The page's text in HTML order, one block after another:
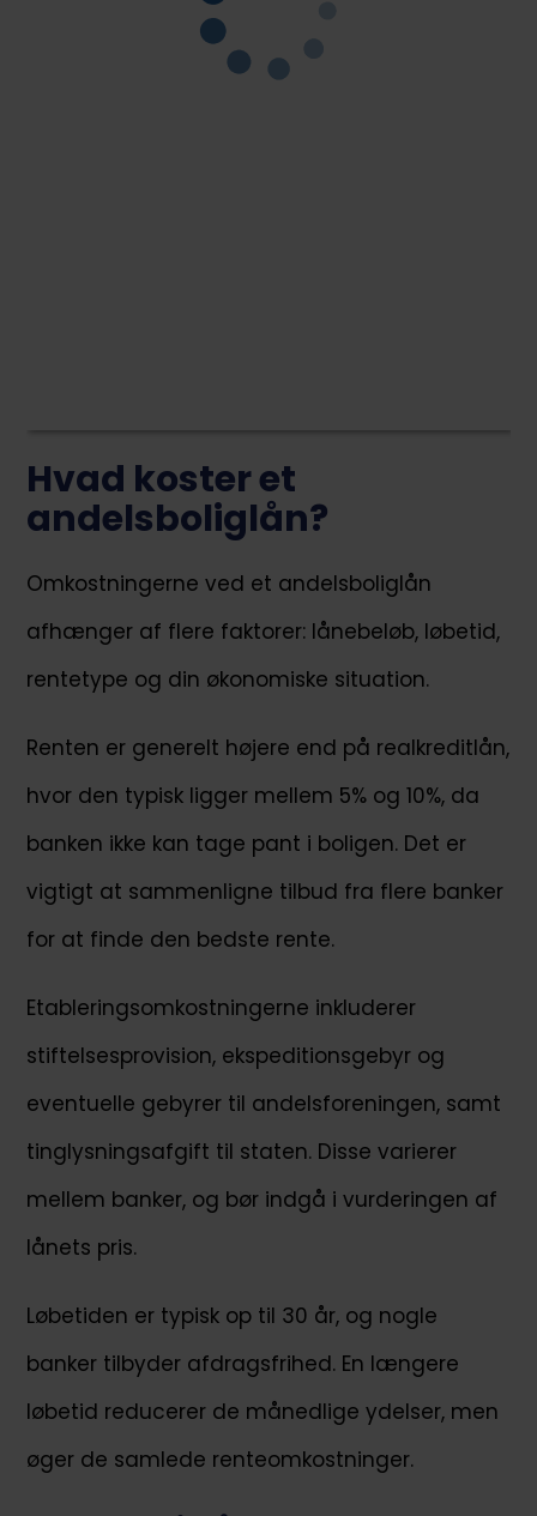
Hvad koster et
andelsboliglån?
Omkostningerne ved et andelsboliglån
afhænger af flere faktorer: lånebeløb, løbetid,
rentetype og din økonomiske situation.
Renten er generelt højere end på realkreditlån,
hvor den typisk ligger mellem 5% og 10%, da
banken ikke kan tage pant i boligen. Det er
vigtigt at sammenligne tilbud fra flere banker
for at finde den bedste rente.
Etableringsomkostningerne inkluderer
stiftelsesprovision, ekspeditionsgebyr og
eventuelle gebyrer til andelsforeningen, samt
tinglysningsafgift til staten. Disse varierer
mellem banker, og bør indgå i vurderingen af
lånets pris.
Løbetiden er typisk op til 30 år, og nogle
banker tilbyder afdragsfrihed. En længere
løbetid reducerer de månedlige ydelser, men
øger de samlede renteomkostninger.